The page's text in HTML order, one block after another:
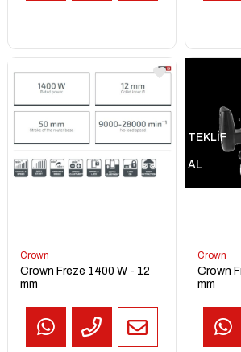
TEKLİF
AL
Crown
Crown Freze 1400 W - 12
mm
Crown
Crown
mm